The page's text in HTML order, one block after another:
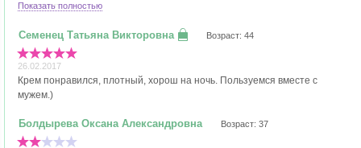
подходит.
Показать полностью
Возраст: 44
26.02.2017
Крем понравился, плотный, хорош на ночь. Пользуемся вместе с
мужем.)
Возраст: 37